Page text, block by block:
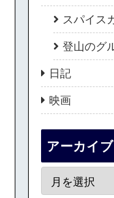
スパイス
登山のグ
日記
映画
アーカイブ